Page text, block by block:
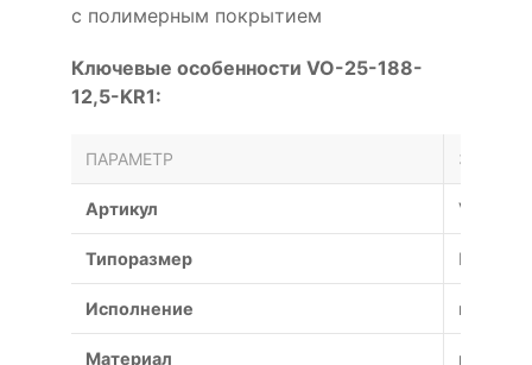
с полимерным покрытием
Ключевые особенности VO-25-188-
12,5-KR1:
ПАРАМЕТР
Артикул VO-25-
Типоразмер №
Исполнение
Материал